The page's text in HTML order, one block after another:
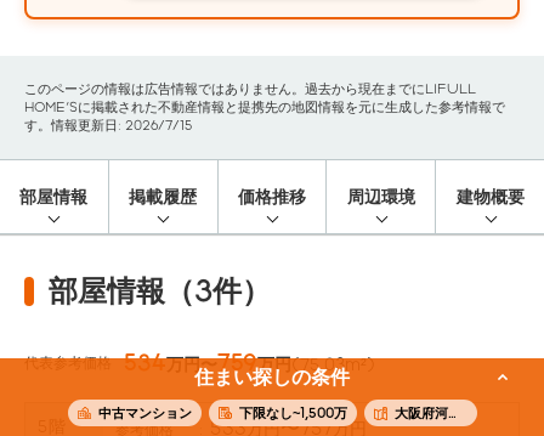
住まい探しの条件
中古マンション 下限なし~1,500万 大阪府河内長野市
このページの情報は広告情報ではありません。過去から現在までにLIFULL
HOME'Sに掲載された不動産情報と提携先の地図情報を元に生成した参考情報で
す。情報更新日: 2026/7/15
部屋情報 掲載履歴 価格推移 周辺環境 建物概要
部屋情報（3件）
代表参考価格 534万円〜759万円(75.03m²)
参考価格 533万円〜757万円